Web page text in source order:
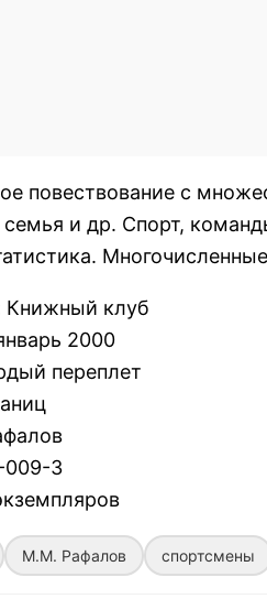
повествование с
семья и др. Спорт,
Книжный клуб
2000
переплет
009-3
М.М. Рафалов спортсмены